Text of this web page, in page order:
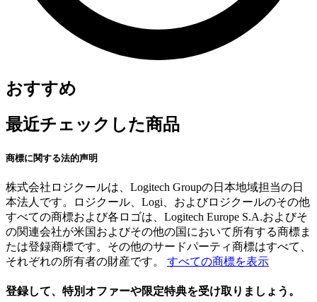
おすすめ
最近チェックした商品
商標に関する法的声明
株式会社ロジクールは、Logitech Groupの日本地域担当の日
本法人です。ロジクール、Logi、およびロジクールのその他
すべての商標および各ロゴは、Logitech Europe S.A.およびそ
の関連会社が米国およびその他の国において所有する商標ま
たは登録商標です。その他のサードパーティ商標はすべて、
それぞれの所有者の財産です。 すべての商標を表示
登録して、特別オファーや限定特典を受け取りましょう。